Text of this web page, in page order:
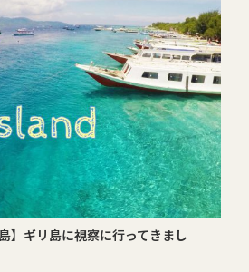
】ギリ島に視察に行ってきまし